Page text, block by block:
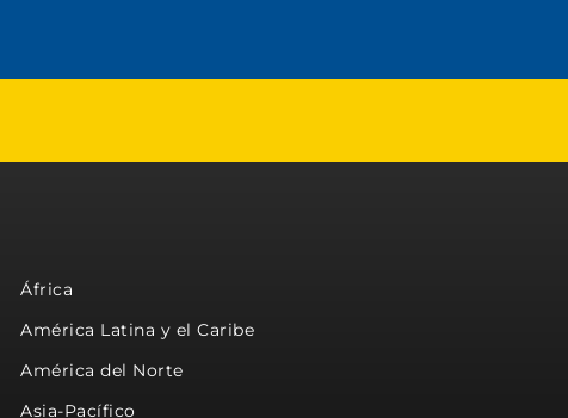
África
América Latina y el Caribe
América del Norte
Asia-Pacífico